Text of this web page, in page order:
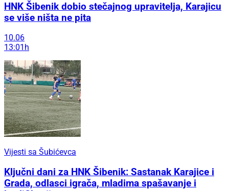
HNK Šibenik dobio stečajnog upravitelja, Karajicu
se više ništa ne pita
10.06
13:01h
Vijesti sa Šubićevca
Ključni dani za HNK Šibenik: Sastanak Karajice i
Grada, odlasci igrača, mladima spašavanje i